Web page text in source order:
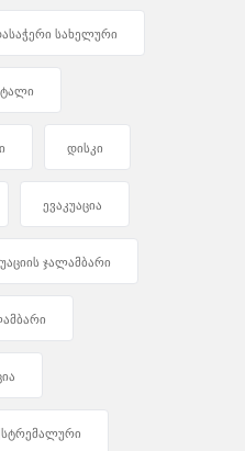
სახელური
დისკი
ევაკუაცია
ჯალამბარი